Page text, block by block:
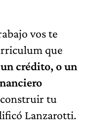
vos te
que
crédito, o un
tu
Lanzarotti.